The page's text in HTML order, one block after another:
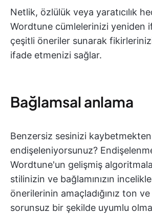
Netlik, özlülük veya yaratıcılık
Wordtune cümlelerinizi yeniden
çeşitli öneriler sunarak
ifade etmenizi sağlar.
Bağlamsal anlama
Benzersiz sesinizi
endişeleniyorsunuz?
Wordtune'un gelişmiş
stilinizin ve bağlamınızın
önerilerinin amaçladığınız ton
sorunsuz bir şekilde uyumlu